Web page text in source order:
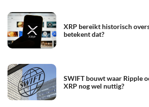
XRP bereikt historisch
betekent dat?
SWIFT bouwt waar Ripple
XRP nog wel nuttig?